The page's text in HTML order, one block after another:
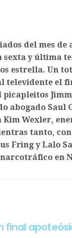
del mes
y última
estrella. Un
televidente el
abogado Saul
Kim Wexler,
tanto,
Fring y Lalo
en
final